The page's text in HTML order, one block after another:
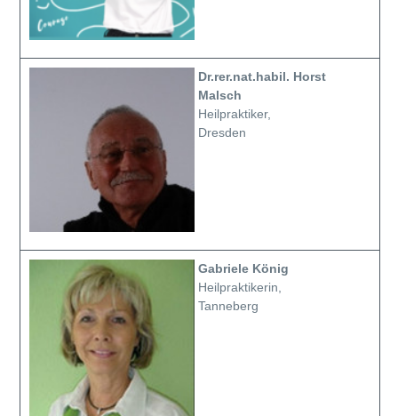
Dr.rer.nat.habil. Horst
Malsch
Heilpraktiker,
Dresden
Gabriele König
Heilpraktikerin,
Tanneberg